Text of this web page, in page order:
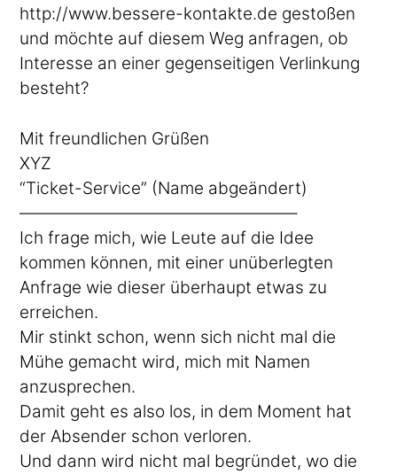
http://www.bessere-kontakte.de gestoßen
und möchte auf diesem Weg anfragen, ob
Interesse an einer gegenseitigen Verlinkung
besteht?
Mit freundlichen Grüßen
XYZ
“Ticket-Service” (Name abgeändert)
————————————————–
Ich frage mich, wie Leute auf die Idee
kommen können, mit einer unüberlegten
Anfrage wie dieser überhaupt etwas zu
erreichen.
Mir stinkt schon, wenn sich nicht mal die
Mühe gemacht wird, mich mit Namen
anzusprechen.
Damit geht es also los, in dem Moment hat
der Absender schon verloren.
Und dann wird nicht mal begründet, wo die